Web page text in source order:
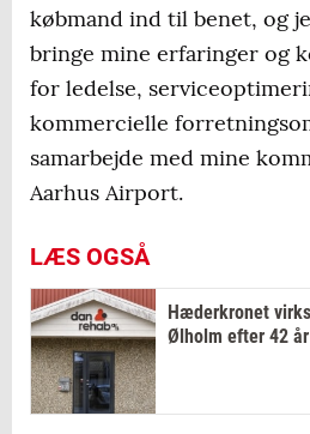
købmand ind til benet, og
bringe mine erfaringer og
for ledelse,
kommercielle
samarbejde med mine
Aarhus Airport.
LÆS OGSÅ
Hæderkronet
Ølholm efter 42